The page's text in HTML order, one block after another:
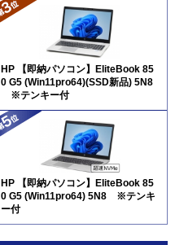
HP 【即納パソコン】EliteBook 85
0 G5 (Win11pro64)(SSD新品) 5N8
※テンキー付
HP 【即納パソコン】EliteBook 85
0 G5 (Win11pro64) 5N8 ※テンキ
ー付